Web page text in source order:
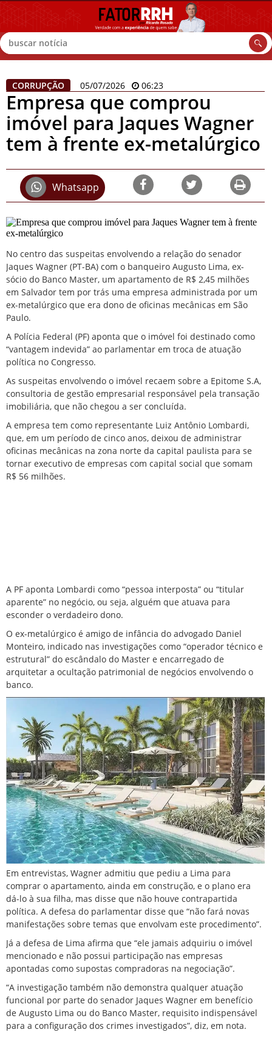
Buscar
CORRUPÇÃO 05/07/2026 06:23
Empresa que comprou
imóvel para Jaques Wagner
tem à frente ex-metalúrgico
Whatsapp
No centro das suspeitas envolvendo a relação do senador
Jaques Wagner (PT-BA) com o banqueiro Augusto Lima, ex-
sócio do Banco Master, um apartamento de R$ 2,45 milhões
em Salvador tem por trás uma empresa administrada por um
ex-metalúrgico que era dono de oficinas mecânicas em São
Paulo.
A Polícia Federal (PF) aponta que o imóvel foi destinado como
“vantagem indevida” ao parlamentar em troca de atuação
política no Congresso.
As suspeitas envolvendo o imóvel recaem sobre a Epitome S.A,
consultoria de gestão empresarial responsável pela transação
imobiliária, que não chegou a ser concluída.
A empresa tem como representante Luiz Antônio Lombardi,
que, em um período de cinco anos, deixou de administrar
oficinas mecânicas na zona norte da capital paulista para se
tornar executivo de empresas com capital social que somam
R$ 56 milhões.
A PF aponta Lombardi como “pessoa interposta” ou “titular
aparente” no negócio, ou seja, alguém que atuava para
esconder o verdadeiro dono.
O ex-metalúrgico é amigo de infância do advogado Daniel
Monteiro, indicado nas investigações como “operador técnico e
estrutural” do escândalo do Master e encarregado de
arquitetar a ocultação patrimonial de negócios envolvendo o
banco.
Em entrevistas, Wagner admitiu que pediu a Lima para
comprar o apartamento, ainda em construção, e o plano era
dá-lo à sua filha, mas disse que não houve contrapartida
política. A defesa do parlamentar disse que “não fará novas
manifestações sobre temas que envolvam este procedimento”.
Já a defesa de Lima afirma que “ele jamais adquiriu o imóvel
mencionado e não possui participação nas empresas
apontadas como supostas compradoras na negociação”.
“A investigação também não demonstra qualquer atuação
funcional por parte do senador Jaques Wagner em benefício
de Augusto Lima ou do Banco Master, requisito indispensável
para a configuração dos crimes investigados”, diz, em nota.